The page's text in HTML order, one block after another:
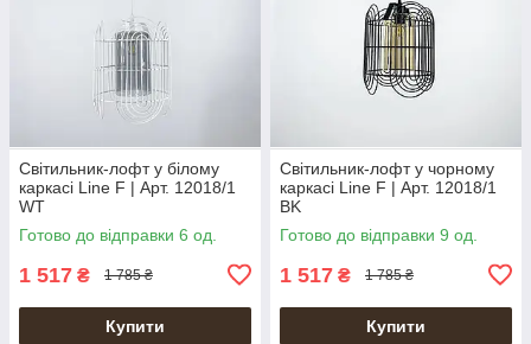
Світильник-лофт у білому
каркасі Line F | Арт. 12018/1
WT
Готово до відправки 6 од.
1 517 ₴ 1 785 ₴
Купити
Світильник-лофт у чорному
каркасі Line F | Арт. 12018/1
BK
Готово до відправки 9 од.
1 517 ₴ 1 785 ₴
Купити